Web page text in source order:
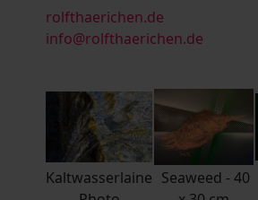
rolfthaerichen.de
info@rolfthaerichen.de
Kaltwasserlaine Seaweed - 40